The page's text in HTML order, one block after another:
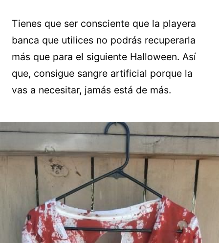
Tienes que ser consciente que la playera
banca que utilices no podrás recuperarla
más que para el siguiente Halloween. Así
que, consigue sangre artificial porque la
vas a necesitar, jamás está de más.